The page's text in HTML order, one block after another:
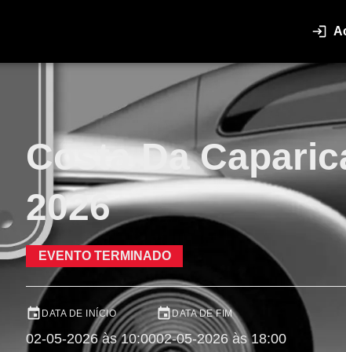
Costa Da
2026
EVENTO TERMINADO
DATA DE INÍCIO
02-05-2026 às 10:00
DATA DE FIM
02-05-2026 às 18:00